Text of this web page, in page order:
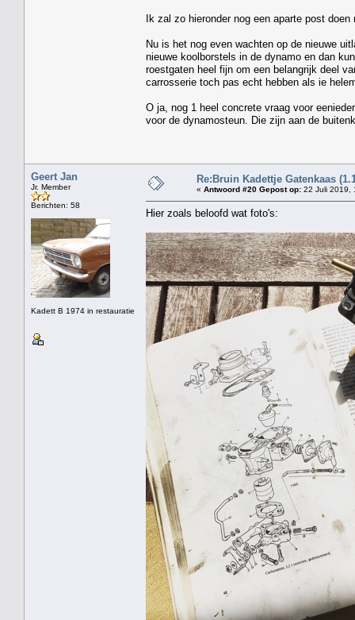
Ik zal zo hieronder nog een aparte post doen
Nu is het nog even wachten op de nieuwe
nieuwe koolborstels in de dynamo en dan
roestgaten heel fijn om een belangrijk deel
carrosserie toch pas echt hebben als ie
O ja, nog 1 heel concrete vraag voor
voor de dynamosteun. Die zijn aan de
Geert Jan
Jr. Member
Berichten: 58
Kadett B 1974 in restauratie
Re:Bruin Kadettje Gatenkaas
« Antwoord #20 Gepost op: 22 Juli 2019,
Hier zoals beloofd wat foto's: